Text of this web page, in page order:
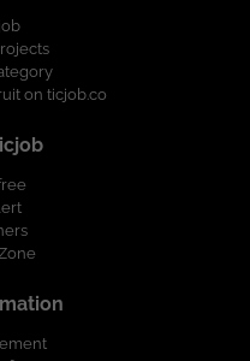
on ticjob.co